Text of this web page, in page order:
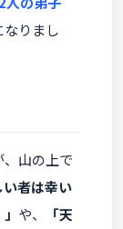
りまし
山の上で
い者は幸い
や、
「天